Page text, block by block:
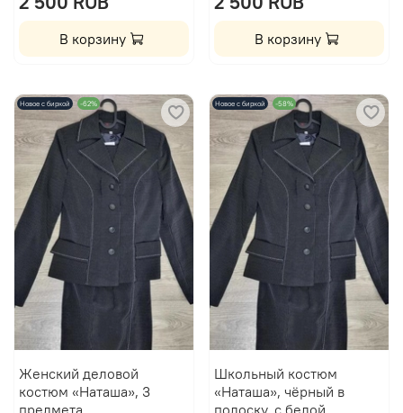
В корзину В корзину
Новое с биркой -62%
Женский деловой
костюм «Наташа», 3
Новое с биркой -58%
Школьный костюм
«Наташа», чёрный в